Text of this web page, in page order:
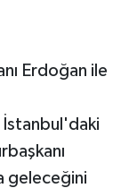
Erdoğan ile
İstanbul'daki
geleceğini